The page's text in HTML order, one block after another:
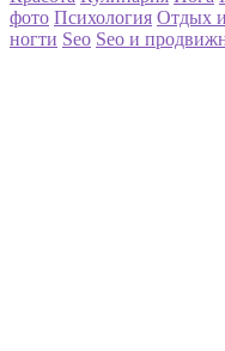
фото Психология Отдых
ногти Seo Seo и